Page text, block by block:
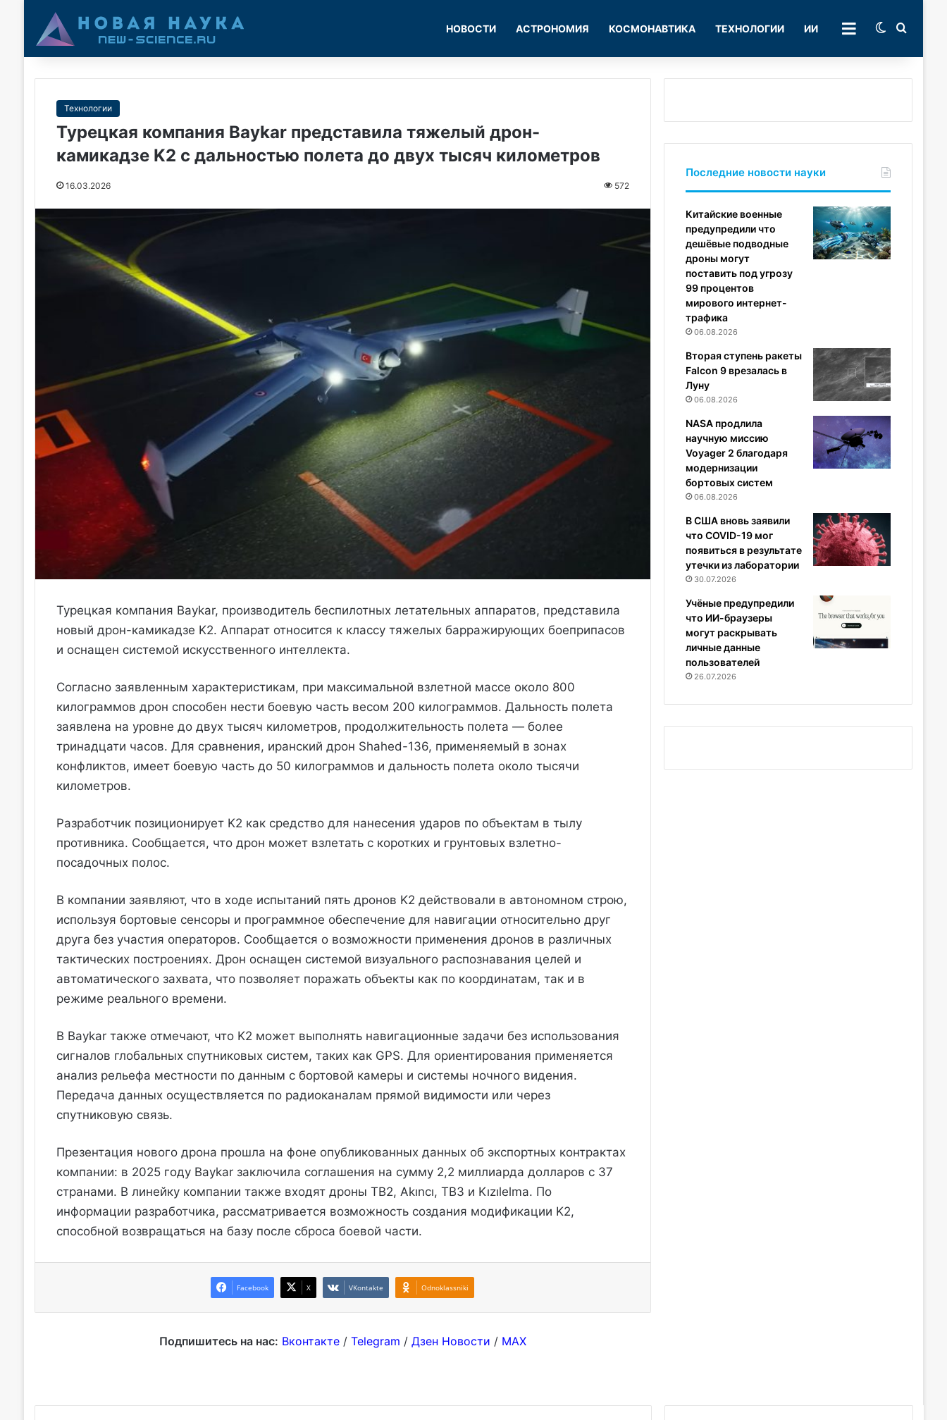
НОВОСТИ АСТРОНОМИЯ КОСМОНАВТИКА ТЕХНОЛОГИИ ИИ РУБРИКИSwitch skin
Технологии
Турецкая компания Baykar представила тяжелый дрон-
камикадзе K2 с дальностью полета до двух тысяч километров
16.03.2026 572
Турецкая компания Baykar, производитель беспилотных летательных аппаратов, представила
новый дрон-камикадзе K2. Аппарат относится к классу тяжелых барражирующих боеприпасов
и оснащен системой искусственного интеллекта.
Согласно заявленным характеристикам, при максимальной взлетной массе около 800
килограммов дрон способен нести боевую часть весом 200 килограммов. Дальность полета
заявлена на уровне до двух тысяч километров, продолжительность полета — более
тринадцати часов. Для сравнения, иранский дрон Shahed-136, применяемый в зонах
конфликтов, имеет боевую часть до 50 килограммов и дальность полета около тысячи
километров.
Разработчик позиционирует K2 как средство для нанесения ударов по объектам в тылу
противника. Сообщается, что дрон может взлетать с коротких и грунтовых взлетно-
посадочных полос.
В компании заявляют, что в ходе испытаний пять дронов K2 действовали в автономном строю,
используя бортовые сенсоры и программное обеспечение для навигации относительно друг
друга без участия операторов. Сообщается о возможности применения дронов в различных
тактических построениях. Дрон оснащен системой визуального распознавания целей и
автоматического захвата, что позволяет поражать объекты как по координатам, так и в
режиме реального времени.
В Baykar также отмечают, что K2 может выполнять навигационные задачи без использования
сигналов глобальных спутниковых систем, таких как GPS. Для ориентирования применяется
анализ рельефа местности по данным с бортовой камеры и системы ночного видения.
Передача данных осуществляется по радиоканалам прямой видимости или через
спутниковую связь.
Презентация нового дрона прошла на фоне опубликованных данных об экспортных контрактах
компании: в 2025 году Baykar заключила соглашения на сумму 2,2 миллиарда долларов с 37
странами. В линейку компании также входят дроны TB2, Akıncı, TB3 и Kızılelma. По
информации разработчика, рассматривается возможность создания модификации K2,
способной возвращаться на базу после сброса боевой части.
Facebook X VKontakte Odnoklassniki
Подпишитесь на нас: Вконтакте/ Telegram / Дзен Новости / MAX
Последние новости науки
Китайские военные
предупредили что
дешёвые подводные
дроны могут
поставить под угрозу
99 процентов
мирового интернет-
трафика
06.08.2026
Вторая ступень ракеты
Falcon 9 врезалась в
Луну
06.08.2026
NASA продлила
научную миссию
Voyager 2 благодаря
модернизации
бортовых систем
06.08.2026
В США вновь заявили
что COVID-19 мог
появиться в результате
утечки из лаборатории
30.07.2026
Учёные предупредили
что ИИ-браузеры
могут раскрывать
личные данные
пользователей
26.07.2026